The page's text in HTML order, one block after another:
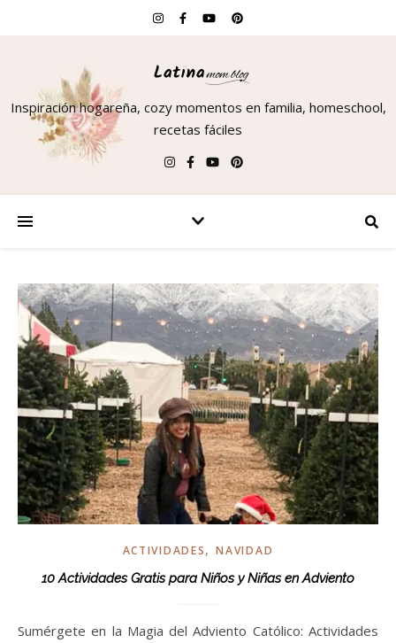
Inspiración hogareña, cozy momentos en familia, homeschool,
recetas fáciles
ACTIVIDADES,NAVIDAD
10 Actividades Gratis para Niños y Niñas en Adviento
Sumérgete en la Magia del Adviento Católico: Actividades